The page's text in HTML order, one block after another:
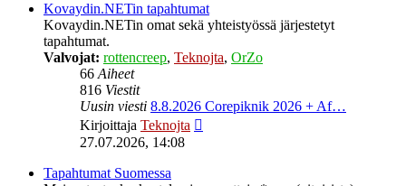
Kovaydin.NETin tapahtumat
Kovaydin.NETin omat sekä yhteistyössä järjestetyt
tapahtumat.
Valvojat: rottencreep, Teknojta, OrZo
66Aiheet
816 Viestit
Uusin viesti 8.8.2026 Corepiknik 2026 + Af…
Kirjoittaja Teknojta
27.07.2026, 14:08
Tapahtumat Suomessa